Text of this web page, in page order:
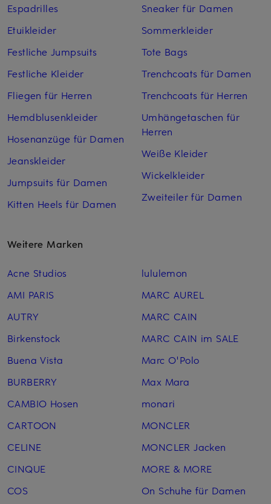
Espadrilles
Etuikleider
Festliche Jumpsuits
Festliche Kleider
Fliegen für Herren
Hemdblusenkleider
Hosenanzüge für Damen
Jeanskleider
Jumpsuits für Damen
Kitten Heels für Damen
Sneaker für Damen
Sommerkleider
Tote Bags
Trenchcoats für Damen
Trenchcoats für Herren
Umhängetaschen für
Herren
Weiße Kleider
Wickelkleider
Zweiteiler für Damen
Weitere Marken
Acne Studios
AMI PARIS
AUTRY
Birkenstock
Buena Vista
BURBERRY
CAMBIO Hosen
CARTOON
CELINE
CINQUE
COS
lululemon
MARC AUREL
MARC CAIN
MARC CAIN im SALE
Marc O'Polo
Max Mara
monari
MONCLER
MONCLER Jacken
MORE & MORE
On Schuhe für Damen